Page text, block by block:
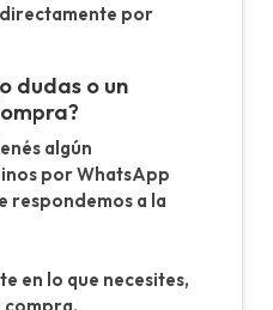
por
dudas o un
algún
por WhatsApp
respondemos a la
en lo que necesites,
compra.